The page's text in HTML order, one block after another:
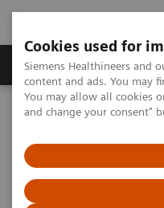
Cookies used for
Siemens Healthineers and
content and ads. You may
You may allow all cookies
and change your consent"
Fachbereiche
Startseite Impressum
Impressum